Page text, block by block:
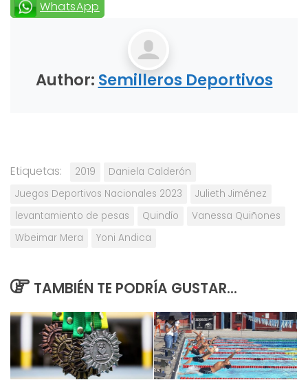
WhatsApp
Author: Semilleros Deportivos
Etiquetas: 2019
Daniela Calderón
Juegos Deportivos Nacionales 2023
Julieth Jiménez
levantamiento de pesas
Quindío
Vanessa Quiñones
Wbeimar Mera
Yoni Andica
TAMBIÉN TE PODRÍA GUSTAR...